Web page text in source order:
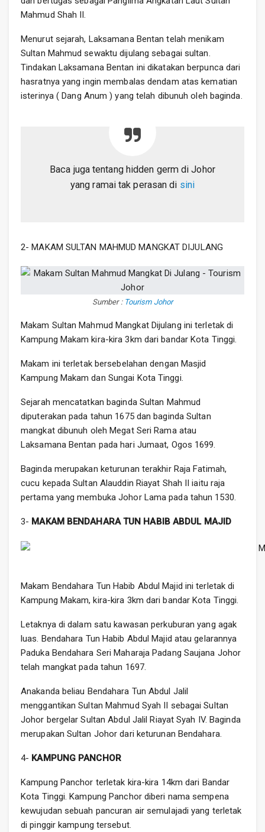
Mahmud Shah II.
Menurut sejarah, Laksamana Bentan telah menikam
Sultan Mahmud sewaktu dijulang sebagai sultan.
Tindakan Laksamana Bentan ini dikatakan berpunca dari
hasratnya yang ingin membalas dendam atas kematian
isterinya ( Dang Anum ) yang telah dibunuh oleh baginda.
Baca juga tentang hidden germ di Johor
yang ramai tak perasan di sini
2- MAKAM SULTAN MAHMUD MANGKAT DIJULANG
Sumber : Tourism Johor
Makam Sultan Mahmud Mangkat Dijulang ini terletak di
Kampung Makam kira-kira 3km dari bandar Kota Tinggi.
Makam ini terletak bersebelahan dengan Masjid
Kampung Makam dan Sungai Kota Tinggi.
Sejarah mencatatkan baginda Sultan Mahmud
diputerakan pada tahun 1675 dan baginda Sultan
mangkat dibunuh oleh Megat Seri Rama atau
Laksamana Bentan pada hari Jumaat, Ogos 1699.
Baginda merupakan keturunan terakhir Raja Fatimah,
cucu kepada Sultan Alauddin Riayat Shah II iaitu raja
pertama yang membuka Johor Lama pada tahun 1530.
3- MAKAM BENDAHARA TUN HABIB ABDUL MAJID
Makam Bendahara Tun Habib Abdul Majid ini terletak di
Kampung Makam, kira-kira 3km dari bandar Kota Tinggi.
Letaknya di dalam satu kawasan perkuburan yang agak
luas. Bendahara Tun Habib Abdul Majid atau gelarannya
Paduka Bendahara Seri Maharaja Padang Saujana Johor
telah mangkat pada tahun 1697.
Anakanda beliau Bendahara Tun Abdul Jalil
menggantikan Sultan Mahmud Syah II sebagai Sultan
Johor bergelar Sultan Abdul Jalil Riayat Syah IV. Baginda
merupakan Sultan Johor dari keturunan Bendahara.
4- KAMPUNG PANCHOR
Kampung Panchor terletak kira-kira 14km dari Bandar
Kota Tinggi. Kampung Panchor diberi nama sempena
kewujudan sebuah pancuran air semulajadi yang terletak
di pinggir kampung tersebut.